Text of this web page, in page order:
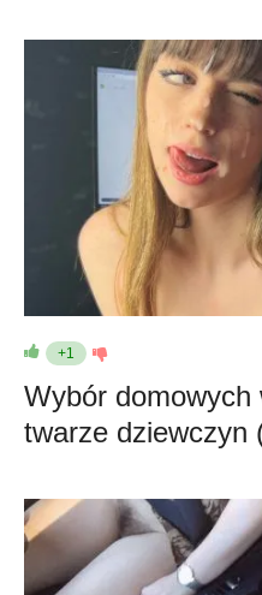
+1
Wybór domowych
twarze dziewczyn